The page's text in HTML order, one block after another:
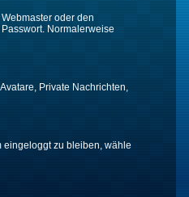
oder den
Normalerweise
Private Nachrichten,
eingeloggt zu bleiben, wähle